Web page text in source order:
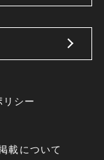
リシー
載について